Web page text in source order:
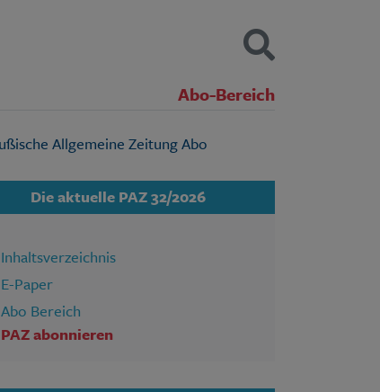
Abo-Bereich
Kontakt
Datenschutz
SUCHEN
Die aktuelle PAZ 32/2026
Inhaltsverzeichnis
E-Paper
Abo Bereich
PAZ abonnieren